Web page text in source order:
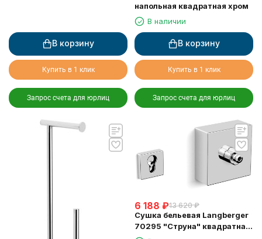
В корзину
Купить в 1 клик
Запрос счета для юрлиц
напольная квадратная хром
В наличии
В корзину
Купить в 1 клик
Запрос счета для юрлиц
6 188 ₽13 620 ₽
Сушка бельевая Langberger
70295 "Струна" квадратная